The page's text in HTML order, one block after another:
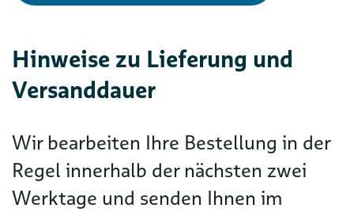
Hinweise zu Lieferung und
Versanddauer
Wir bearbeiten Ihre Bestellung in der
Regel innerhalb der nächsten zwei
Werktage und senden Ihnen im